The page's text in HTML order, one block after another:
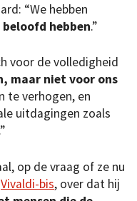
“We hebben
hebben.”
voor de volledigheid
maar niet voor ons
te verhogen, en
uitdagingen zoals
op de vraag of ze nu
Vivaldi-bis, over dat hij